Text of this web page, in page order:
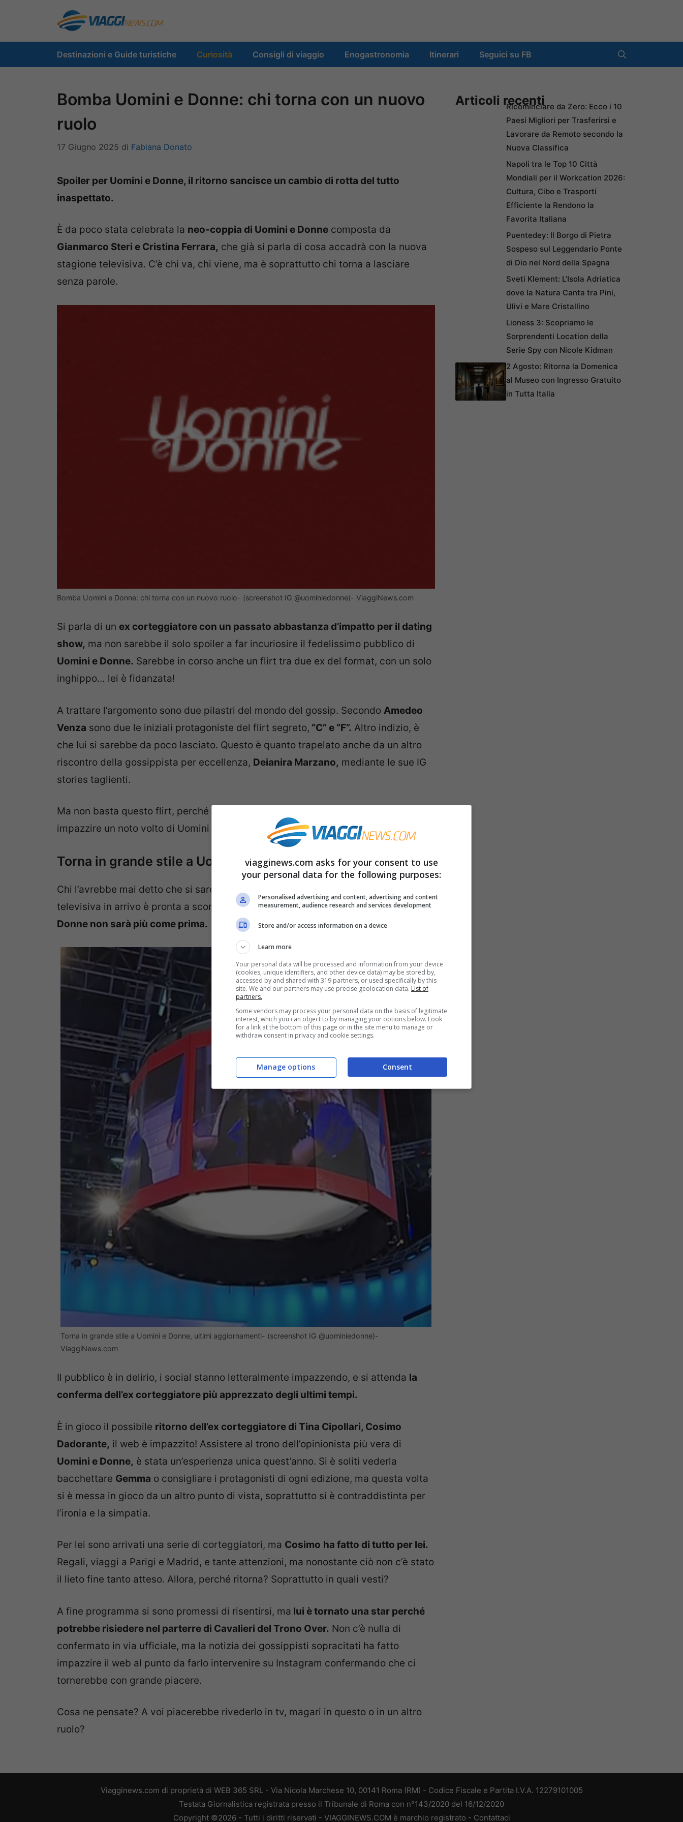
contenuto
Destinazioni e Guide turistiche Curiosità Consigli di viaggio Enogastronomia Itinerari Seguici su FB
Bomba Uomini e Donne: chi torna con un nuovo
ruolo
17 Giugno 2025 di Fabiana Donato
Spoiler per Uomini e Donne, il ritorno sancisce un cambio di rotta del tutto
inaspettato.
È da poco stata celebrata la neo-coppia di Uomini e Donne composta da
Gianmarco Steri e Cristina Ferrara, che già si parla di cosa accadrà con la nuova
stagione televisiva. C’è chi va, chi viene, ma è soprattutto chi torna a lasciare
senza parole.
Bomba Uomini e Donne: chi torna con un nuovo ruolo- (screenshot IG @uominiedonne)- ViaggiNews.com
Si parla di un ex corteggiatore con un passato abbastanza d’impatto per il dating
show, ma non sarebbe il solo spoiler a far incuriosire il fedelissimo pubblico di
Uomini e Donne. Sarebbe in corso anche un flirt tra due ex del format, con un solo
inghippo… lei è fidanzata!
A trattare l’argomento sono due pilastri del mondo del gossip. Secondo Amedeo
Venza sono due le iniziali protagoniste del flirt segreto, “C” e “F”. Altro indizio, è
che lui si sarebbe da poco lasciato. Questo è quanto trapelato anche da un altro
riscontro della gossippista per eccellenza, Deianira Marzano, mediante le sue IG
stories taglienti.
Ma non basta questo flirt, perché a tornare sarà proprio “lui”,
impazzire un noto volto di Uomini e Donne.
Torna in grande stile a Uomini e Donne, ultimi aggiornamenti
Chi l’avrebbe mai detto che si sarebbe sancito questo grande ritorno? La stagione
televisiva in arrivo è pronta a sconvolgimenti importanti,lo studio di Uomini e
Donne non sarà più come prima.
Torna in grande stile a Uomini e Donne, ultimi aggiornamenti- (screenshot IG @uominiedonne)-
ViaggiNews.com
Il pubblico è in delirio, i social stanno letteralmente impazzendo, e si attenda la
conferma dell’ex corteggiatore più apprezzato degli ultimi tempi.
È in gioco il possibile ritorno dell’ex corteggiatore di Tina Cipollari, Cosimo
Dadorante, il web è impazzito! Assistere al trono dell’opinionista più vera di
Uomini e Donne, è stata un’esperienza unica quest’anno. Si è soliti vederla
bacchettare Gemma o consigliare i protagonisti di ogni edizione, ma questa volta
si è messa in gioco da un altro punto di vista, soprattutto si è contraddistinta per
l’ironia e la simpatia.
Per lei sono arrivati una serie di corteggiatori, ma Cosimo ha fatto di tutto per lei.
Regali, viaggi a Parigi e Madrid, e tante attenzioni, ma nonostante ciò non c’è stato
il lieto fine tanto atteso. Allora, perché ritorna? Soprattutto in quali vesti?
A fine programma si sono promessi di risentirsi, ma lui è tornato una star perché
potrebbe risiedere nel parterre di Cavalieri del Trono Over. Non c’è nulla di
confermato in via ufficiale, ma la notizia dei gossippisti sopracitati ha fatto
impazzire il web al punto da farlo intervenire su Instagram confermando che ci
tornerebbe con grande piacere.
Cosa ne pensate? A voi piacerebbe rivederlo in tv, magari in questo o in un altro
ruolo?
Articoli recentiRicominciare da Zero: Ecco i 10
Paesi Migliori per Trasferirsi e
Lavorare da Remoto secondo la
Nuova Classifica
Napoli tra le Top 10 Città
Mondiali per il Workcation 2026:
Cultura, Cibo e Trasporti
Efficiente la Rendono la
Favorita Italiana
Puentedey: Il Borgo di Pietra
Sospeso sul Leggendario Ponte
di Dio nel Nord della Spagna
Sveti Klement: L’Isola Adriatica
dove la Natura Canta tra Pini,
Ulivi e Mare Cristallino
Lioness 3: Scopriamo le
Sorprendenti Location della
Serie Spy con Nicole Kidman
2 Agosto: Ritorna la Domenica
al Museo con Ingresso Gratuito
in Tutta Italia
Viagginews.com di proprietà di WEB 365 SRL - Via Nicola Marchese 10, 00141 Roma (RM) - Codice Fiscale e Partita I.V.A. 12279101005
Testata Giornalistica registrata presso il Tribunale di Roma con n°143/2020 del 16/12/2020
Copyright ©2026 - Tutti i diritti riservati - VIAGGINEWS.COM è marchio registrato - Contattaci
viagginews.com asks for your consent to use
your personal data for the following purposes:
Personalised advertising and content, advertising and content
measurement, audience research and services development
Store and/or access information on a device
Learn more
Your personal data will be processed and information from your device
(cookies, unique identifiers, and other device data) may be stored by,
accessed by and shared with 319 partners, or used specifically by this
site. We and our partners may use precise geolocation data. List of
partners.
Some vendors may process your personal data on the basis of legitimate
interest, which you can object to by managing your options below. Look
for a link at the bottom of this page or in the site menu to manage or
withdraw consent in privacy and cookie settings.
Consent
Manage options